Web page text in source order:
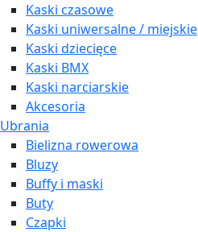
Kaski czasowe
Kaski uniwersalne / miejskie
Kaski dziecięce
Kaski BMX
Kaski narciarskie
Akcesoria
Ubrania
Bielizna rowerowa
Bluzy
Buffy i maski
Buty
Czapki